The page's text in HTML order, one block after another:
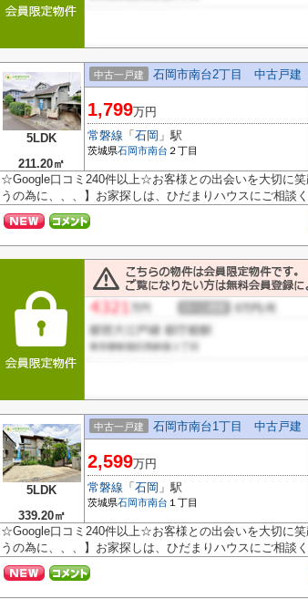
5LDK
211.20㎡
中古一戸建 石岡市南台2丁目 中古戸建
1,799万円
常磐線 「 石岡 」駅
茨城県石岡市南台 ２丁目
☆Google口コミ240件以上☆お客様との出会いを大切に
うの為に、、、】お家探しは、ひだまりハウスにご相談
5LDK
339.20㎡
中古一戸建 石岡市南台1丁目 中古戸建
2,599万円
常磐線 「 石岡 」駅
茨城県石岡市南台 １丁目
☆Google口コミ240件以上☆お客様との出会いを大切に
うの為に、、、】お家探しは、ひだまりハウスにご相談